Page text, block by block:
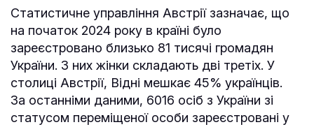
Статистичне управління Австрії зазначає, що
на початок 2024 року в країні було
зареєстровано близько 81 тисячі громадян
України. З них жінки складають дві третіх. У
столиці Австрії, Відні мешкає 45% українців.
За останніми даними, 6016 осіб з України зі
статусом переміщеної особи зареєстровані у